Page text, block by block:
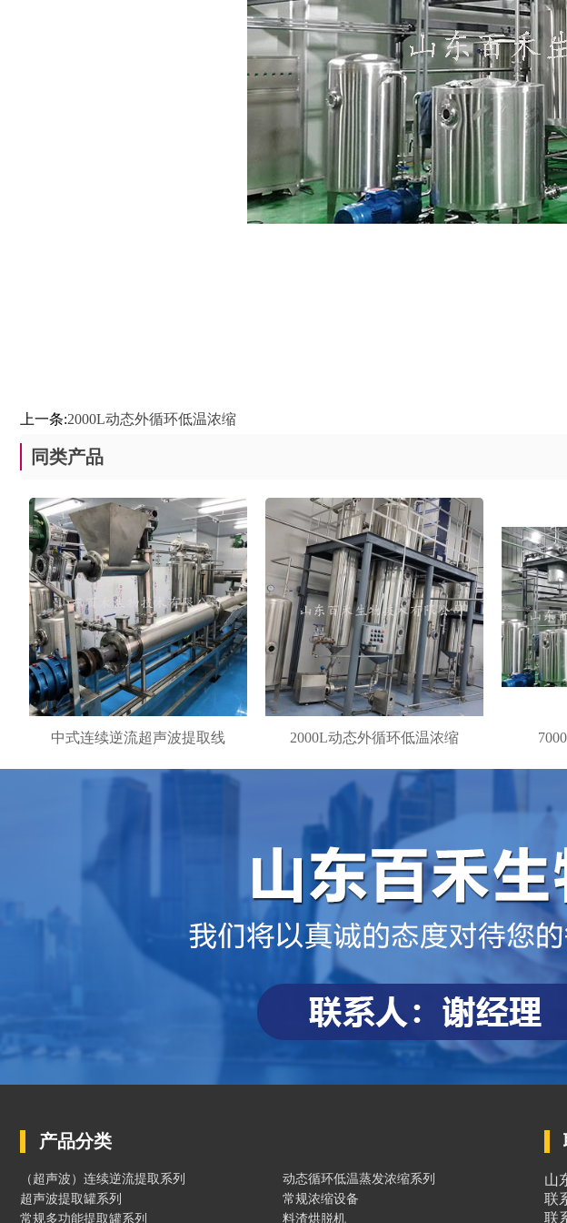
上一条:2000L动态外循环低温浓缩
同类产品
中式连续逆流超声波提取线 2000L动态外循环低温浓缩
产品分类
（超声波）连续逆流提取系列
动态循环低温蒸发浓缩系列
超声波提取罐系列
常规浓缩设备
常规多功能提取罐系列
料渣烘脱机
山
联
联